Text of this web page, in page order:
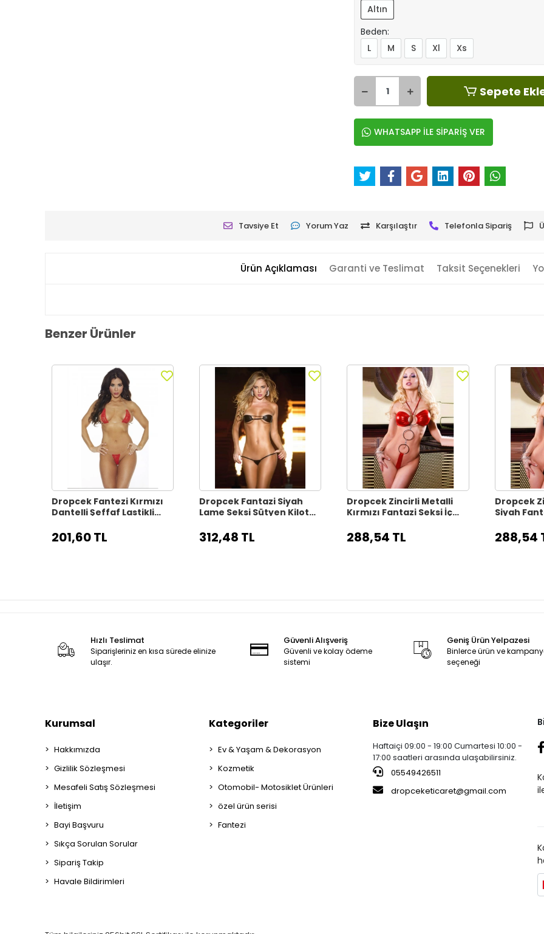
Altın
Beden:
L
M S Xl Xs
Sepete
WHATSAPP İLE SİPARİŞ VER
Tavsiye Et Yorum Yaz Karşılaştır Telefonla Sipariş
Ürün Açıklaması Garanti ve Teslimat Taksit Seçenekleri
Benzer Ürünler
Dropcek Fantezi Kırmızı
Dantelli Şeffaf Lastikli
TG279132
201,60 TL
Dropcek Fantazi Siyah
Lame Seksi Sütyen Kilot
312,48 TL
Dropcek Zincirli Metalli
Kırmızı Fantazi Seksi İç
288,54 TL
Dropcek
Siyah
288,54
Hızlı Teslimat
Siparişleriniz en kısa sürede elinize
ulaşır.
Güvenli Alışveriş
Güvenli ve kolay ödeme
sistemi
Geniş Ürün Yelpazesi
Binlerce ürün ve
seçeneği
Kurumsal
Hakkımızda
Gizlilik Sözleşmesi
Mesafeli Satış Sözleşmesi
İletişim
Bayi Başvuru
Sıkça Sorulan Sorular
Sipariş Takip
Havale Bildirimleri
Kategoriler
Ev & Yaşam & Dekorasyon
Kozmetik
Otomobil- Motosiklet Ürünleri
özel ürün serisi
Fantezi
Bize Ulaşın
Haftaiçi 09:00 - 19:00 Cumartesi 10:00 -
17:00 saatleri arasında ulaşabilirsiniz.
05549426511
dropceketicaret@gmail.com